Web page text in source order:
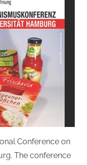
Conference on
The conference